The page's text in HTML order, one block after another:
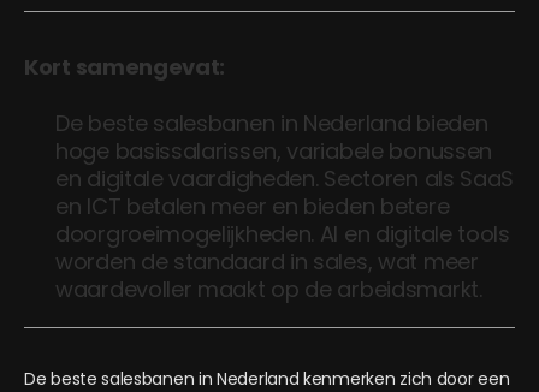
Kort samengevat:
De beste salesbanen in Nederland bieden
hoge basissalarissen, variabele bonussen
en digitale vaardigheden. Sectoren als SaaS
en ICT betalen meer en bieden betere
doorgroeimogelijkheden. AI en digitale tools
worden de standaard in sales, wat meer
waardevoller maakt op de arbeidsmarkt.
De beste salesbanen in Nederland kenmerken zich door een